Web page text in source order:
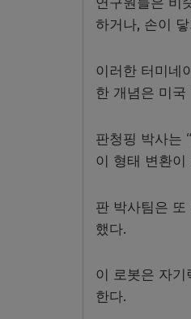
하거나, 손이
이러한 터미네
한 개념은 미국
판청핑 박사는
이 형태 변환
판 박사팀은
했다.
이 로봇은 자
한다.